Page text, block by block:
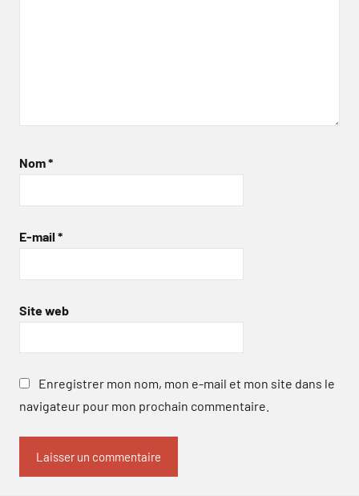
Nom*
E-mail *
Site web
Enregistrer mon nom, mon e-mail et mon site dans le
navigateur pour mon prochain commentaire.